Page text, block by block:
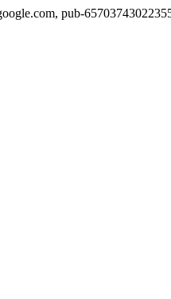
pub-